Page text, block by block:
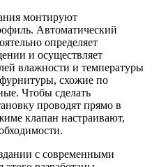
монтируют
Автоматический
определяет
и осуществляет
влажности и температуры
схожие по
Чтобы сделать
проводят прямо в
клапан настраивают,
с современными